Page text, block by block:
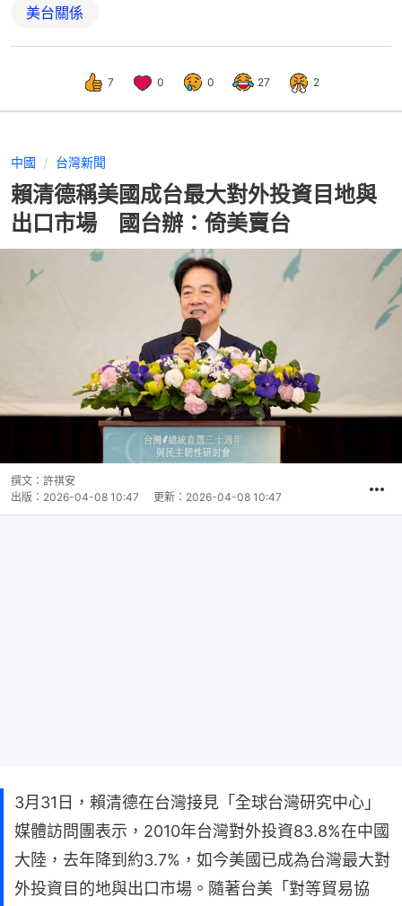
美台關係
7 0 0 27 2
中國 台灣新聞
賴清德稱美國成台最大對外投資目地與
出口市場 國台辦：倚美賣台
撰文： 許祺安
出版： 2026-04-08 10:47 更新： 2026-04-08 10:47
3月31日，賴清德在台灣接見「全球台灣研究中心」
媒體訪問團表示，2010年台灣對外投資83.8%在中國
大陸，去年降到約3.7%，如今美國已成為台灣最大對
外投資目的地與出口市場。隨著台美「對等貿易協